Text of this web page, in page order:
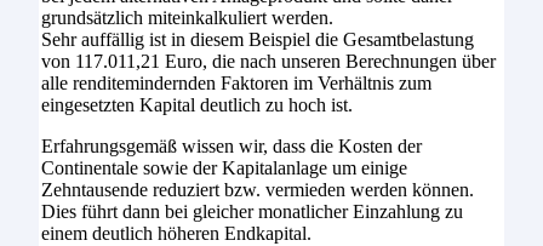
grundsätzlich miteinkalkuliert werden.
Sehr auffällig ist in diesem Beispiel die Gesamtbelastung
von 117.011,21 Euro, die nach unseren Berechnungen über
alle renditemindernden Faktoren im Verhältnis zum
eingesetzten Kapital deutlich zu hoch ist.
Erfahrungsgemäß wissen wir, dass die Kosten der
Continentale sowie der Kapitalanlage um einige
Zehntausende reduziert bzw. vermieden werden können.
Dies führt dann bei gleicher monatlicher Einzahlung zu
einem deutlich höheren Endkapital.